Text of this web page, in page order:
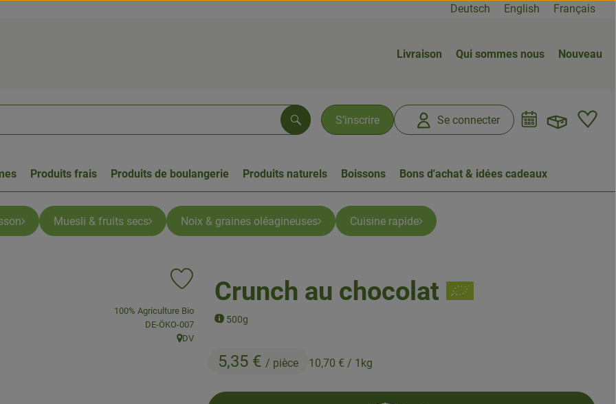
Deutsch English Français
Livraison Qui sommes nous Nouveau
S’inscrire Se connecter
Rechercher
Produits frais Produits de boulangerie Produits naturels Boissons Bons d'achat & idées cadeaux
Muesli & fruits secs Noix & graines oléagineuses Cuisine rapide
Crunch au chocolat
500g
5,35 € / pièce 10,70 € / 1kg
Ajouter le produit aux favoris
, Association:
100% Agriculture Bio
, Autorité de contrôle:
DE-ÖKO-007
, Origine:
DV